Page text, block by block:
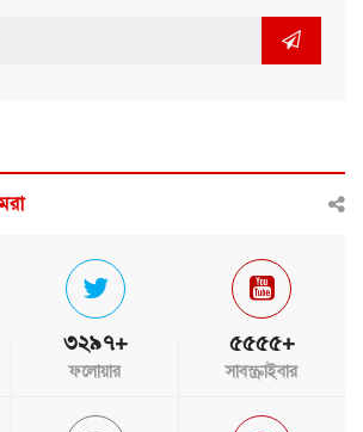
৩২৯৭+
ফলোয়ার
৫৫৫৫+
সাবস্ক্রাইবার